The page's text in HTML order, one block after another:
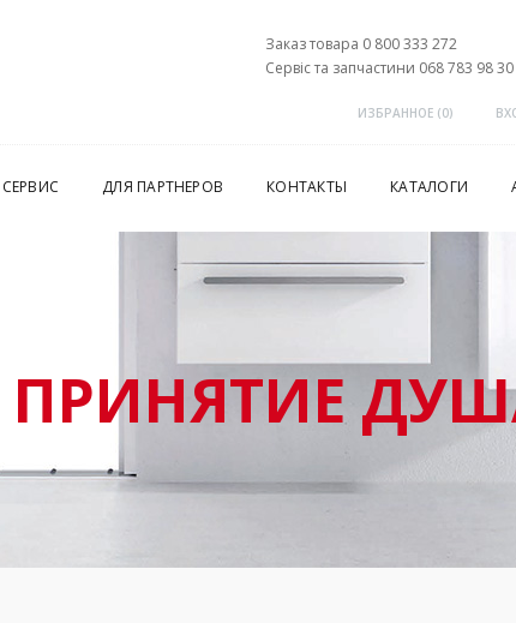
Заказ товара 0 800 333 272
Сервіс та запчастини 068 783 98 30
ИЗБРАННОЕ (0)
СЕРВИС ДЛЯ ПАРТНЕРОВ КОНТАКТЫ КАТАЛОГИ
ПРИНЯТИЕ